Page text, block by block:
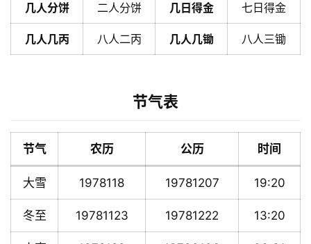
几人分饼 二人分饼 几日得金 七日得金
几人几丙 八人二丙 几人几锄 八人三锄
节气表
节气 农历 公历 时间
大雪 1978118 19781207 19:20
冬至 19781123 19781222 13:20